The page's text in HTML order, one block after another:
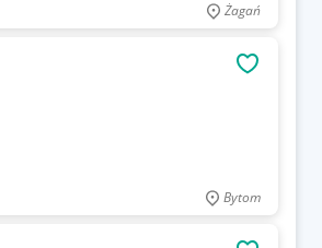
Żagań
Bytom